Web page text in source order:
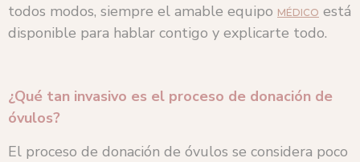
todos modos, siempre el amable equipo MÉDICO está
disponible para hablar contigo y explicarte todo.
¿Qué tan invasivo es el proceso de donación de
óvulos?
El proceso de donación de óvulos se considera poco